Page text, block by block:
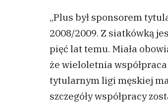
„Plus był sponsorem
2008/2009. Z siatkówką
pięć lat temu. Miała
że wieloletnia
tytularnym ligi męskiej
szczegóły współpracy